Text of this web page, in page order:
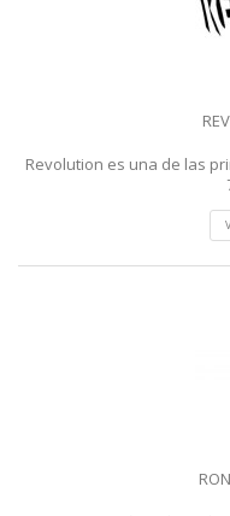
Revolution es una de las